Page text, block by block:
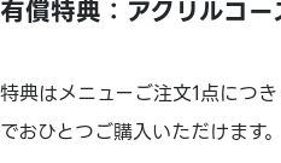
有償特典：アクリルコー
特典はメニューご注文1点につ
でおひとつご購入いただけます。